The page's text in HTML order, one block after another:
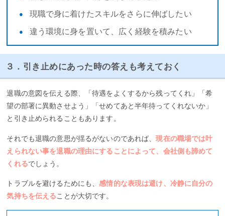
現職で身に着けたスキルをさらに伸ばしたい
違う環境に身を置いて、広く経験を積みたい
３．引き止めにあった時の答えも考えておく
退職の意図を伝える際、「待遇をよくするから残ってくれ」「希
望の部署に異動させよう」「せめてあと半年待ってくれないか」
と引き止められることもあります。
それでも退職の意思が揺るがないのであれば、現在の職場では叶
えられない事を退職の理由にすることによって、会社側も諦めて
くれるでしょう。
トラブルを避けるためにも、感情的な表現は避け、冷静に自分の
気持ちを伝えることが大切です。